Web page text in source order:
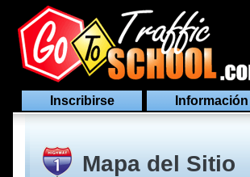
Inscribirse
Mapa del Sitio